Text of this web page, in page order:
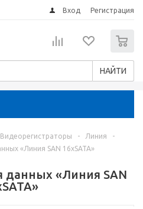
Вход Регистрация
НАЙТИ
Видеорегистраторы - Линия
-
«Линия SAN 16хSATA»
данных «Линия SAN